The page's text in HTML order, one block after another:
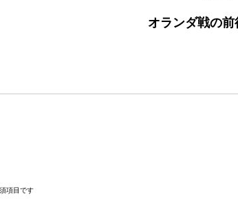
オランダ戦の前
項目です